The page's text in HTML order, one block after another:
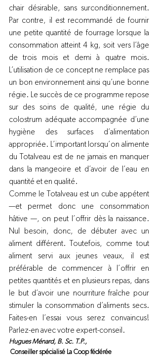
chair désirable, sans surconditionnement.
Par contre, il est recommandé de fournir
une petite quantité de fourrage lorsque la
consommation atteint 4 kg, soit vers l’âge
de trois mois et demi à quatre mois.
L’utilisation de ce concept ne remplace pas
un bon environnement ainsi qu’une bonne
régie. Le succès de ce programme repose
sur des soins de qualité, une régie du
colostrum adéquate accompagnée d’une
hygiène des surfaces d’alimentation
appropriée. L’important lorsqu’on alimente
du Totalveau est de ne jamais en manquer
dans la mangeoire et d’avoir de l’eau en
quantité et en qualité.
Comme le Totalveau est un cube appétent
—et permet donc une consommation
hâtive —, on peut l’offrir dès la naissance.
Nul besoin, donc, de débuter avec un
aliment différent. Toutefois, comme tout
aliment servi aux jeunes veaux, il est
préférable de commencer à l’offrir en
petites quantités et en plusieurs repas, dans
le but d’avoir une nourriture fraîche pour
stimuler la consommation d’aliments secs.
Faites-en l’essai vous serez convaincus!
Parlez-en avec votre expert-conseil.
Hugues Ménard, B. Sc. T.P.,
Conseiller spécialisé La Coop fédérée